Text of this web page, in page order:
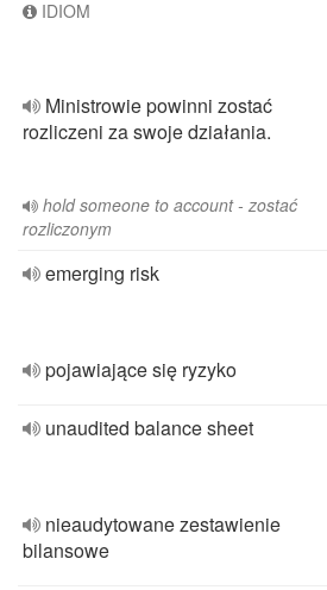
IDIOM
Ministrowie powinni zostać
rozliczeni za swoje działania.
​hold someone to account - zostać
rozliczonym
emerging risk
pojawiające się ryzyko
unaudited balance sheet
nieaudytowane zestawienie
bilansowe